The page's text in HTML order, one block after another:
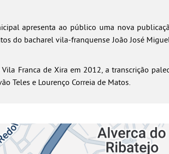
apresenta ao público uma nova
do bacharel vila-franquense João José
Franca de Xira em 2012, a transcrição
Teles e Lourenço Correia de Matos.